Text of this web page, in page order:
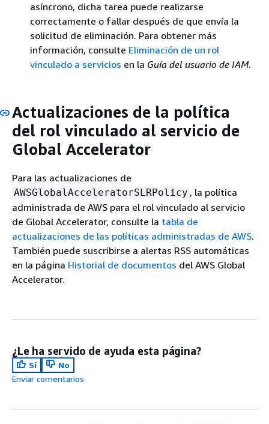
asíncrono, dicha tarea puede realizarse
correctamente o fallar después de que envía la
solicitud de eliminación. Para obtener más
información, consulte Eliminación de un rol
vinculado a servicios en la Guía del usuario de IAM.
Actualizaciones de la política
del rol vinculado al servicio de
Global Accelerator
Para las actualizaciones de
AWSGlobalAcceleratorSLRPolicy , la política
administrada de AWS para el rol vinculado al servicio
de Global Accelerator, consulte la tabla de
actualizaciones de las políticas administradas de AWS.
También puede suscribirse a alertas RSS automáticas
en la página Historial de documentos del AWS Global
Accelerator.
¿Le ha servido de ayuda esta página?
Sí
No
Enviar comentarios